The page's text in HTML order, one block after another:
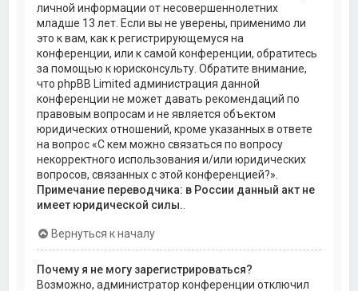
личной информации от несовершеннолетних
младше 13 лет. Если вы не уверены, применимо ли
это к вам, как к регистрирующемуся на
конференции, или к самой конференции, обратитесь
за помощью к юрисконсульту. Обратите внимание,
что phpBB Limited администрация данной
конференции не может давать рекомендаций по
правовым вопросам и не является объектом
юридических отношений, кроме указанных в ответе
на вопрос «С кем можно связаться по вопросу
некорректного использования и/или юридических
вопросов, связанных с этой конференцией?».
Примечание переводчика: в России данный акт не
имеет юридической силы.
Вернуться к началу
Почему я не могу зарегистрироваться?
Возможно, администратор конференции отключил